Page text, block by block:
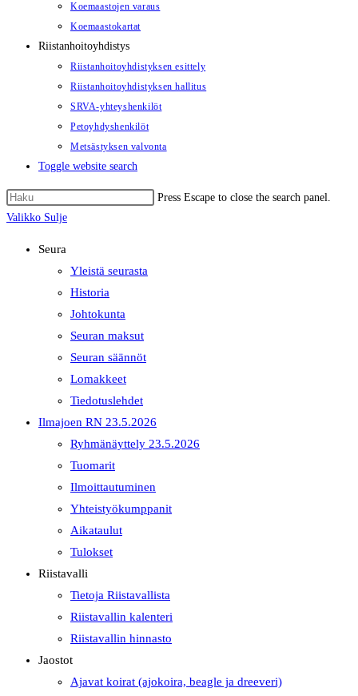
Koemaastojen varaus
Koemaastokartat
Riistanhoitoyhdistys
Riistanhoitoyhdistyksen esittely
Riistanhoitoyhdistyksen hallitus
SRVA-yhteyshenkilöt
Petoyhdyshenkilöt
Metsästyksen valvonta
Toggle website search
Press Escape to close the search panel.
Valikko Sulje
Seura
Yleistä seurasta
Historia
Johtokunta
Seuran maksut
Seuran säännöt
Lomakkeet
Tiedotuslehdet
Ilmajoen RN 23.5.2026
Ryhmänäyttely 23.5.2026
Tuomarit
Ilmoittautuminen
Yhteistyökumppanit
Aikataulut
Tulokset
Riistavalli
Tietoja Riistavallista
Riistavallin kalenteri
Riistavallin hinnasto
Jaostot
Ajavat koirat (ajokoira, beagle ja dreeveri)